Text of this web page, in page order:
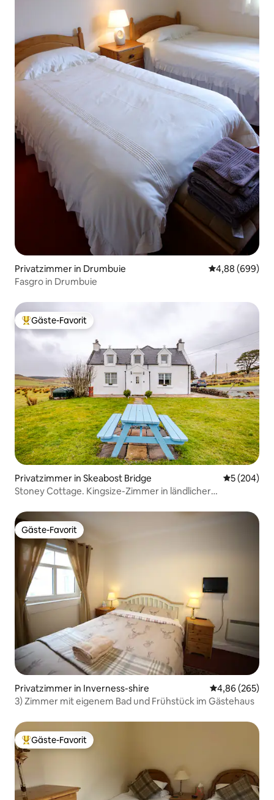
Privatzimmer in Drumbuie
4,88 (699)
Fasgro in Drumbuie
Beliebter Gäste-Favorit.
Gäste-Favorit
Privatzimmer in Skeabost Bridge
5 (204)
Stoney Cottage. Kingsize-Zimmer in ländlicher
Gäste-Favorit
Gäste-Favorit
Privatzimmer in Inverness-shire
4,86 (265)
3) Zimmer mit eigenem Bad und Frühstück im Gästehaus
Beliebter Gäste-Favorit.
Gäste-Favorit